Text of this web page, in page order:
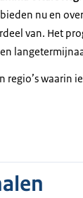
nu en
van. Het
regio’s waarin